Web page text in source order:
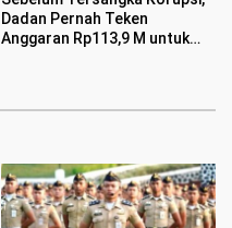
Dadan Pernah Teken
Anggaran Rp113,9 M untuk